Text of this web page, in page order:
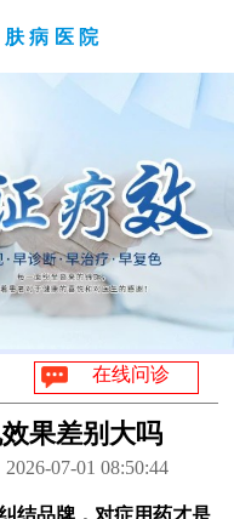
病医院
在线问诊
果差别大吗
07-01 08:50:44
品牌，对症用药才是